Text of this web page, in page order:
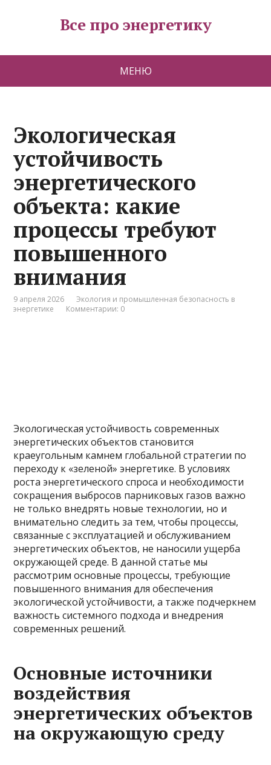
Все про энергетику
МЕНЮ
Экологическая
устойчивость
энергетического
объекта: какие
процессы требуют
повышенного
внимания
9 апреля 2026
Экология и промышленная безопасность в
энергетике
Комментарии: 0
Экологическая устойчивость современных
энергетических объектов становится
краеугольным камнем глобальной стратегии по
переходу к «зеленой» энергетике. В условиях
роста энергетического спроса и необходимости
сокращения выбросов парниковых газов важно
не только внедрять новые технологии, но и
внимательно следить за тем, чтобы процессы,
связанные с эксплуатацией и обслуживанием
энергетических объектов, не наносили ущерба
окружающей среде. В данной статье мы
рассмотрим основные процессы, требующие
повышенного внимания для обеспечения
экологической устойчивости, а также подчеркнем
важность системного подхода и внедрения
современных решений.
Основные источники
воздействия
энергетических объектов
на окружающую среду